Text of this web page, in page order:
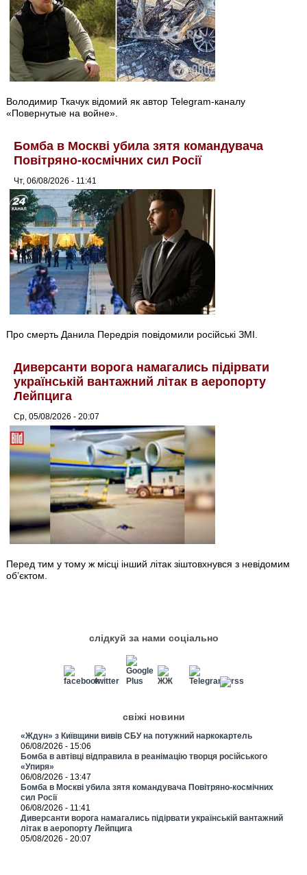
Володимир Ткачук відомий як автор Telegram-каналу
«Повернутые на войне».
Бомба в Москві убила зятя командувача
Повітряно-космічних сил Росії
Чт, 06/08/2026 - 11:41
Про смерть Данила Передрія повідомили російські ЗМІ.
Диверсанти ворога намагались підірвати
українській вантажний літак в аеропорту
Лейпцига
Ср, 05/08/2026 - 20:07
Перед тим у тому ж місці інший літак зіштовхнувся з невідомим
об’єктом.
слідкуй за нами соціально
свіжі новини
«Ждун» з Київщини вивів СБУ на потужний наркокартель
06/08/2026 - 15:06
Бомба в автівці відправила в реанімацію творця російського
«Упиря»
06/08/2026 - 13:47
Бомба в Москві убила зятя командувача Повітряно-космічних
сил Росії
06/08/2026 - 11:41
Диверсанти ворога намагались підірвати українській вантажний
літак в аеропорту Лейпцига
05/08/2026 - 20:07